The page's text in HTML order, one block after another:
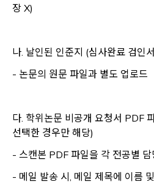
장 X)
나. 날인된 인준지 (심사완료 검인
- 논문의 원문 파일과 별도 업로드
다. 학위논문 비공개 요청서 PDF
선택한 경우만 해당)
- 스캔본 PDF 파일을 각 전공별
- 메일 발송 시, 메일 제목에 이름